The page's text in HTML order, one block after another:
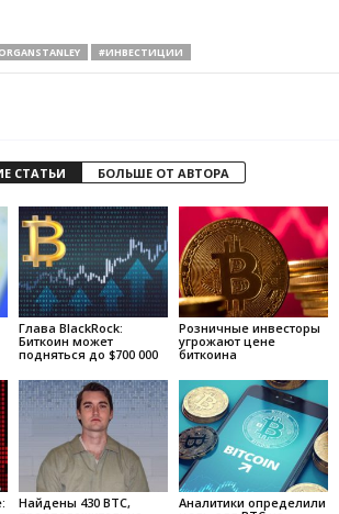
#ИНВЕСТИЦИИ
СТАТЬИ БОЛЬШЕ ОТ АВТОРА
Глава BlackRock:
Биткоин может
подняться до $700 000
Розничные инвесторы
угрожают цене
биткоина
Найдены 430 BTC,
Аналитики определили